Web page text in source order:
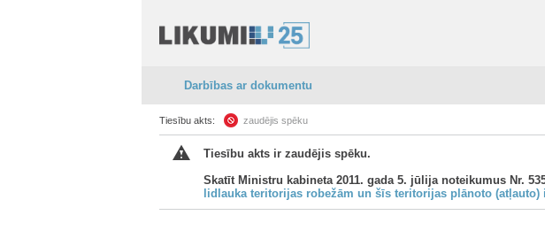
Darbības ar dokumentu
Tiesību akts: zaudējis spēku
Tiesību akts ir zaudējis spēku.
Skatīt Ministru kabineta 2011. gada 5. jūlija noteikumus Nr.
lidlauka teritorijas robežām un šīs teritorijas plānoto (atļauto)